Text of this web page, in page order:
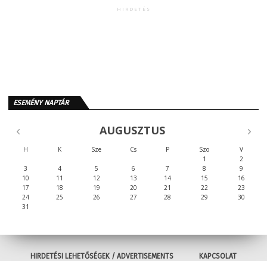
HIRDETÉS
ESEMÉNY NAPTÁR
AUGUSZTUS
H K Sze Cs P Szo
V
1
2
3
4 5 6 7 8
9
10
11 12 13 14 15
16
17
18 19 20 21 22
23
24
25 26 27 28 29
30
31
HIRDETÉSI LEHETŐSÉGEK / ADVERTISEMENTS KAPCSOLAT